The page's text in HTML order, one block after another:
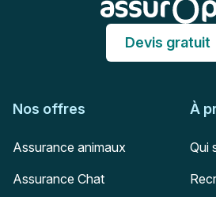
Devis gratuit
Nos offres
Assurance animaux
Assurance Chat
À
Qui